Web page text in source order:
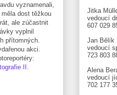
vyznamenali,
měla dost těžkou
ale zúčastnit
vyplnil
přítomných.
akci.
II
Jitka
vedoucí
607 029
Jan Bělík
vedoucí
723 803
Alena
vedoucí
702 177